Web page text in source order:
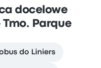
docelowe
Parque
do Liniers